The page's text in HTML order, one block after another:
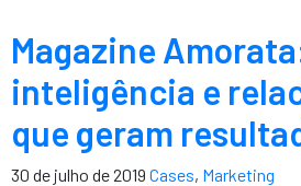
Magazine
inteligência e
que geram
30 de julho de 2019 Cases, Marketing